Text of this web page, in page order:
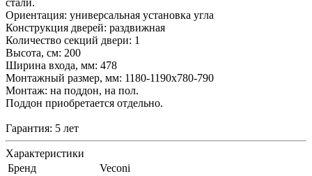
Ориентация: универсальная установка угла
Конструкция дверей: раздвижная
Количество секций двери: 1
Высота, см: 200
Ширина входа, мм: 478
Монтажный размер, мм: 1180-1190x780-790
Монтаж: на поддон, на пол.
Поддон приобретается отдельно.
Гарантия: 5 лет
Характеристики
Бренд
Veconi